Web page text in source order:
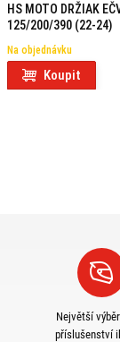
HS MOTO DRŽIAK
125/200/390 (22-24)
Na objednávku
Koupit
Největší
příslušenství